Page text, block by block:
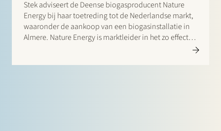
Stek adviseert de Deense biogasproducent Nature
Energy bij haar toetreding tot de Nederlandse markt,
waaronder de aankoop van een biogasinstallatie in
Almere. Nature Energy is marktleider in het zo effectief